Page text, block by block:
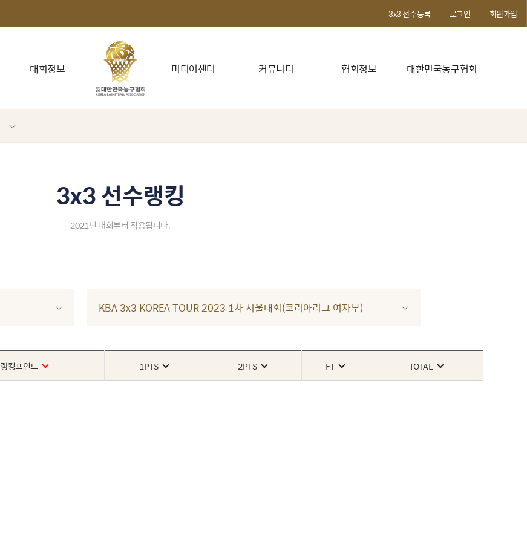
대회정보 미디어센터 커뮤니티 협회정보 대한민국농구협회
3x3 선수등록 로그인 회원가입
3x3 선수랭킹
2021년 대회부터 적용됩니다.
KBA 3x3 KOREA TOUR 2023 1차 서울대회(코리아리그 여자부)
랭킹포인트 1PTS 2PTS FT TOTAL